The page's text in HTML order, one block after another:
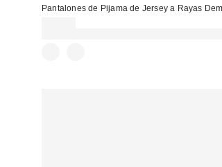
Pantalones de Pijama de Jersey a Rayas